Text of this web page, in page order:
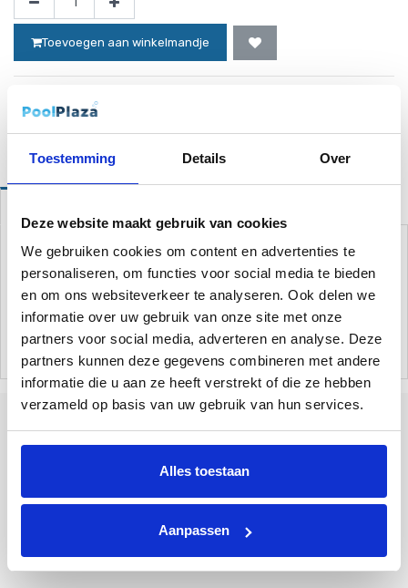
Toestemming Details Over
Deze website maakt gebruik van cookies
We gebruiken cookies om content en advertenties te
personaliseren, om functies voor social media te bieden
en om ons websiteverkeer te analyseren. Ook delen we
informatie over uw gebruik van onze site met onze
partners voor social media, adverteren en analyse. Deze
partners kunnen deze gegevens combineren met andere
informatie die u aan ze heeft verstrekt of die ze hebben
verzameld op basis van uw gebruik van hun services.
Alles toestaan
Aanpassen
Toevoegen aan winkelmandje
Aan te sluiten met de 1.5" binnendraad of de meegeleverde 38/42
mm slangtule.
Deze inspuiter is ook geschikt als vervangingsonderdeel voor de Azuro
zwembaden.
info@poolplaza.nl